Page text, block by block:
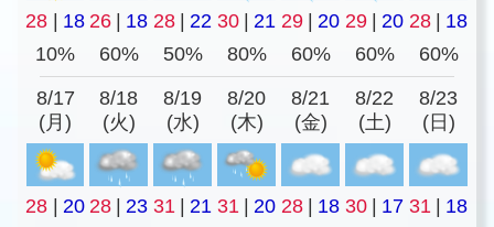
28 18 26 18 28 22 30 21 29 20 29 20 28
18
10%
60% 50% 80% 60% 60% 60%
8/17
(月)
8/18
(火)
8/19
(水)
8/20
(木)
8/21
(金)
8/22
(土)
8/23
(日)
28 20 28 23 31 21 31 20 28 18 30 17 31
18